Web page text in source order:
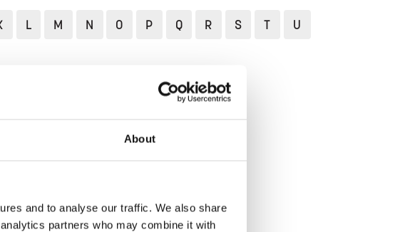
About
and to analyse our traffic. We also share
partners who may combine it with
L M N O P Q R S T
U